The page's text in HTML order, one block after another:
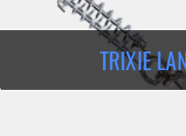
TRIXIE